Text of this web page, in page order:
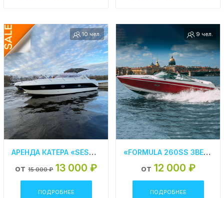
10 чел.
АРЕНДА КАТЕРА «SESSA MARINE C 30» В САНКТ-ПЕТЕРБУРГЕ
от 15 000 ₽ 13 000 ₽
ПОДРОБНЕЕ
9 чел.
«FORMULA 260SS ЗВЕЗДА» АРЕНДА КАТЕРА В СПБ
от 12 000 ₽
ПОДРОБНЕЕ